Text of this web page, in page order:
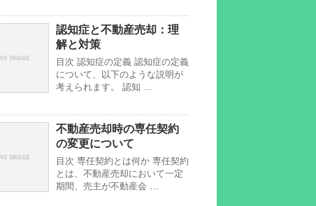
認知症と不動産売却：理
解と対策
目次 認知症の定義 認知症の定義
について、以下のような説明が
考えられます。 認知 …
不動産売却時の専任契約
の変更について
目次 専任契約とは何か 専任契約
とは、不動産売却において一定
期間、売主が不動産会 …